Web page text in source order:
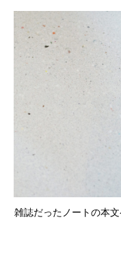
雑誌だったノートの本